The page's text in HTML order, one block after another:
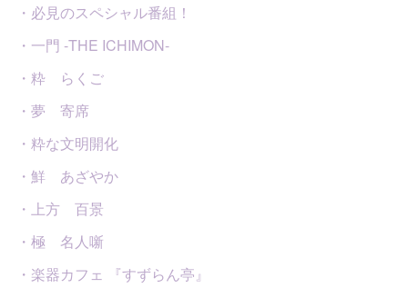
・必見のスペシャル番組！
・一門 -THE ICHIMON-
・粋 らくご
・夢 寄席
・粋な文明開化
・鮮 あざやか
・上方 百景
・極 名人噺
・楽器カフェ 『すずらん亭』